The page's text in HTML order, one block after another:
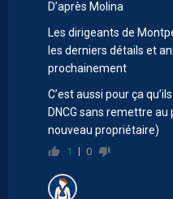
D’après Molina
Les dirigeants de
les derniers détails et
prochainement
C’est aussi pour ça
DNCG sans remettre
nouveau propriétaire)
1 0